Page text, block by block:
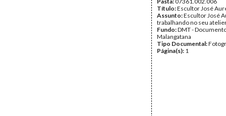
Título:Escultor José
Assunto:Escultor José
trabalhando no seu
Fundo:DMT -
Malangatana
Tipo Documental:
Página(s): 1